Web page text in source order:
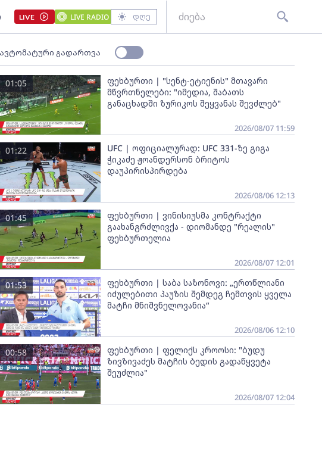
LIVE LIVE RADIO დღე
ავტომატური გადართვა
ფეხბურთი | "სენტ-ეტიენის" მთავარი
მწვრთნელები: "იმედია, შაბათს
განაცხადში ზურიკოს შეყვანას შევძლებ"
01:05
2026/08/07 11:59
UFC | ოფიციალურად: UFC 331-ზე გიგა
ჭიკაძე ჟოანდერსონ ბრიტოს
დაუპირისპირდება
01:22
2026/08/06 12:13
ფეხბურთი | ვინისიუსმა კონტრაქტი
გაახანგრძლივქა - დიომანდე "რეალის"
ფეხბურთელია
01:45
2026/08/07 12:01
ფეხბურთი | საბა საზონოვი: „ერთწლიანი
იძულებითი პაუზის შემდეგ ჩემთვის ყველა
მატჩი მნიშვნელოვანია“
01:53
2026/08/06 12:10
ფეხბურთი | ფელიქს კროოსი: "ბუდუ
ზივზივაძეს მატჩის ბედის გადაწყვეტა
შეუძლია"
00:58
2026/08/07 12:04